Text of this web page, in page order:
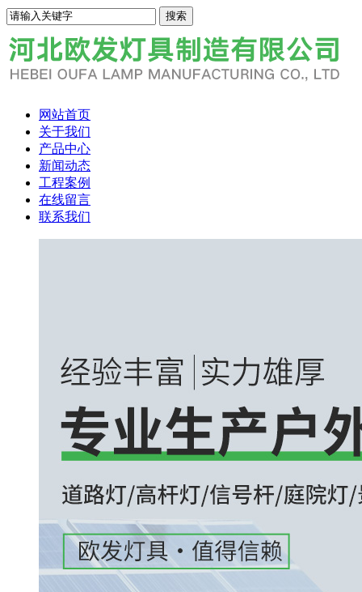
网站首页
关于我们
产品中心
新闻动态
工程案例
在线留言
联系我们